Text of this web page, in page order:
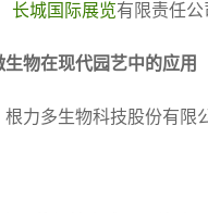
长城国际展览有限责任公
生物在现代园艺中的应用
根力多生物科技股份有限